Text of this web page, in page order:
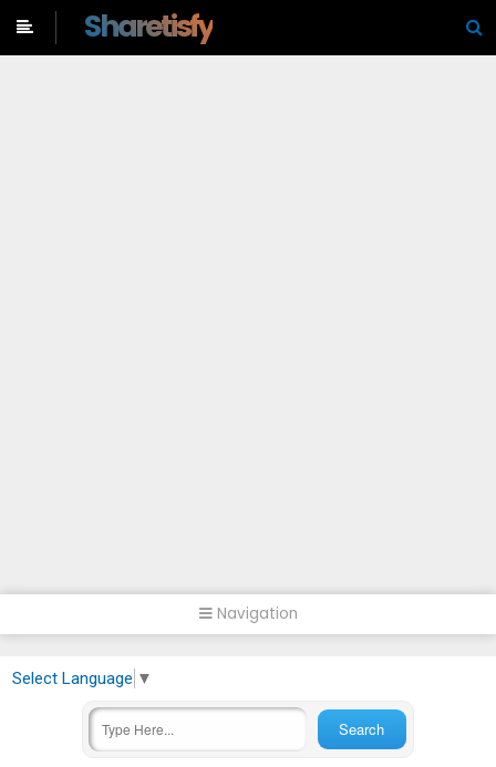
Sharetisfy
Navigation
Select Language ▼